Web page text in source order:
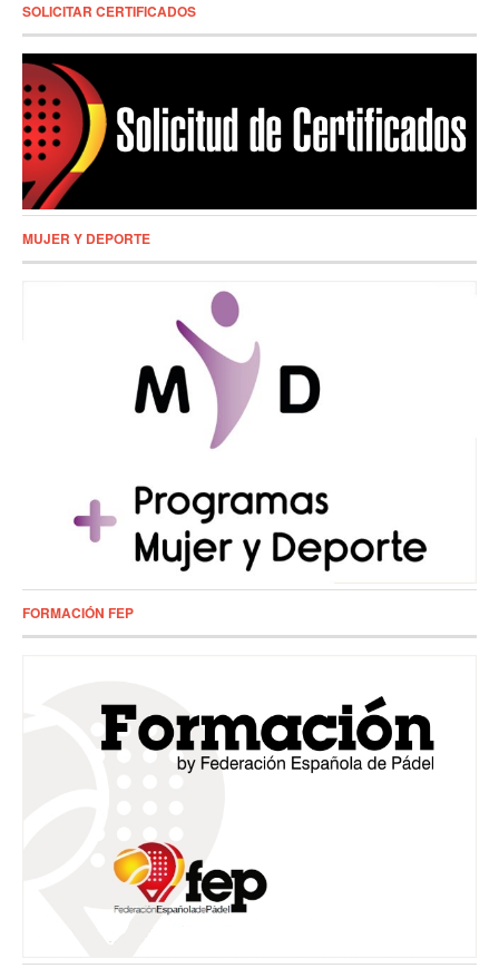
SOLICITAR CERTIFICADOS
MUJER Y DEPORTE
FORMACIÓN FEP